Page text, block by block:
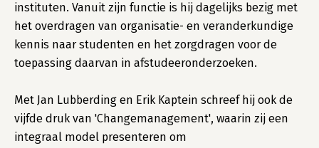
instituten. Vanuit zijn functie is hij dagelijks bezig met
het overdragen van organisatie- en veranderkundige
kennis naar studenten en het zorgdragen voor de
toepassing daarvan in afstudeeronderzoeken.
Met Jan Lubberding en Erik Kaptein schreef hij ook de
vijfde druk van 'Changemanagement', waarin zij een
integraal model presenteren om